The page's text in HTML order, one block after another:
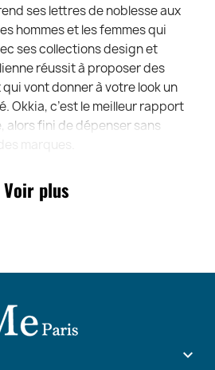
ses lettres de noblesse aux
hommes et les femmes qui
ses collections design et
réussit à proposer des
vont donner à votre look un
Okkia, c’est le meilleur rapport
fini de dépenser sans
Voir plus
